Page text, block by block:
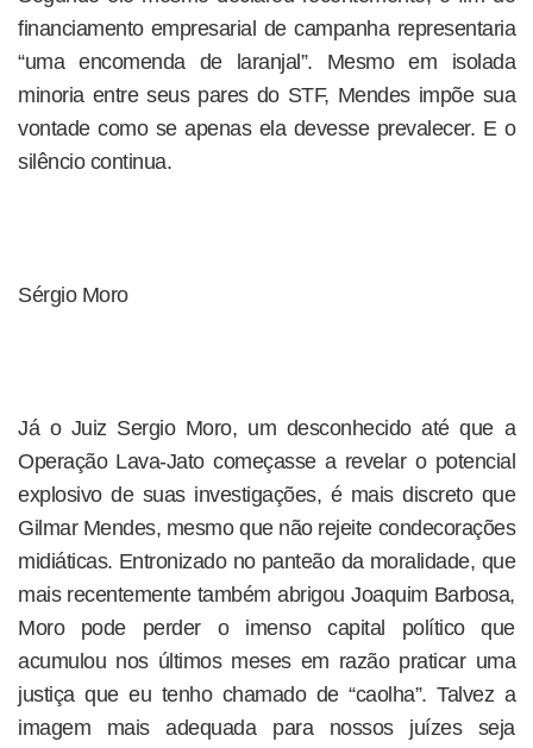
financiamento empresarial de campanha representaria
“uma encomenda de laranjal”. Mesmo em isolada
minoria entre seus pares do STF, Mendes impõe sua
vontade como se apenas ela devesse prevalecer. E o
silêncio continua.
Sérgio Moro
Já o Juiz Sergio Moro, um desconhecido até que a
Operação Lava-Jato começasse a revelar o potencial
explosivo de suas investigações, é mais discreto que
Gilmar Mendes, mesmo que não rejeite condecorações
midiáticas. Entronizado no panteão da moralidade, que
mais recentemente também abrigou Joaquim Barbosa,
Moro pode perder o imenso capital político que
acumulou nos últimos meses em razão praticar uma
justiça que eu tenho chamado de “caolha”. Talvez a
imagem mais adequada para nossos juízes seja